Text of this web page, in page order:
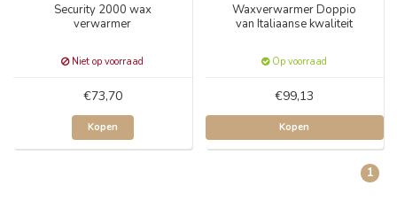
Security 2000 wax
verwarmer
Niet op voorraad
€73,70
Kopen
Waxverwarmer Doppio
van Italiaanse kwaliteit
Op voorraad
€99,13
Kopen
1